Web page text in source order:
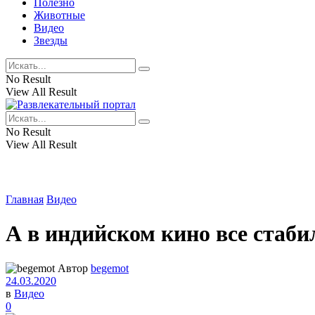
Полезно
Животные
Видео
Звезды
No Result
View All Result
No Result
View All Result
Главная Видео
А в индийском кино все
Автор begemot
24.03.2020
в Видео
0